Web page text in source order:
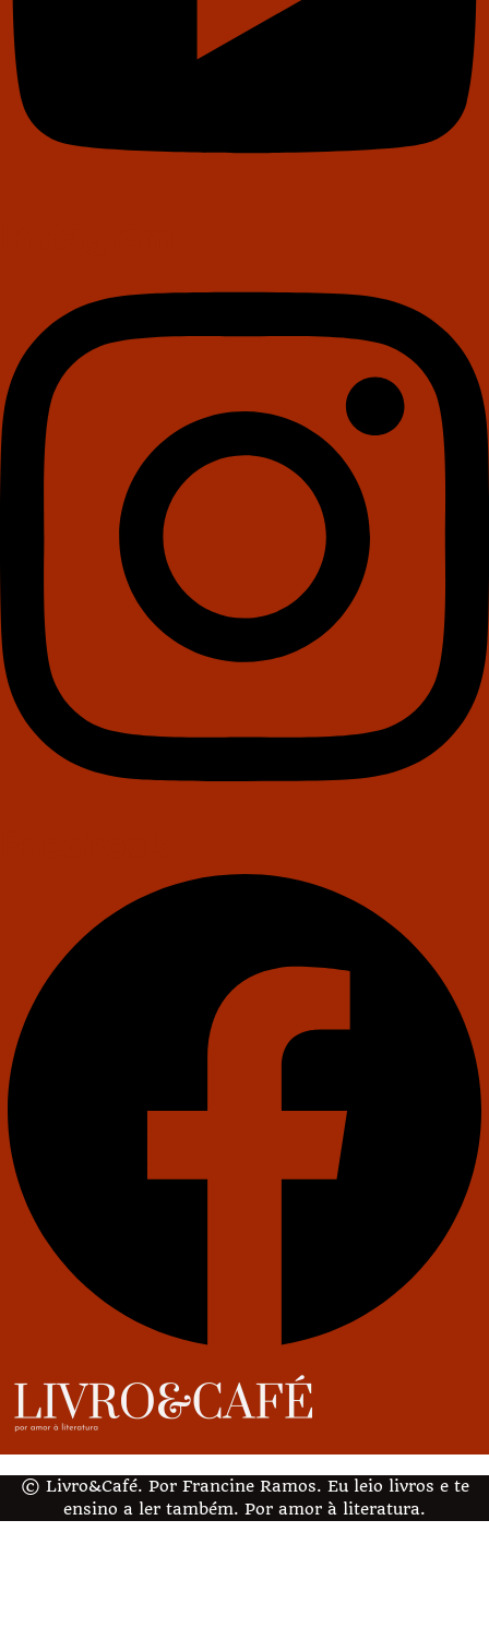
© Livro&Café. Por Francine Ramos. Eu leio livros e te
ensino a ler também. Por amor à literatura.